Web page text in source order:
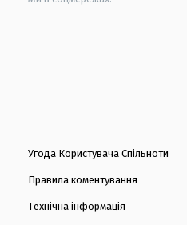
Угода Користувача Спільноти
Правила коментування
Технічна інформація